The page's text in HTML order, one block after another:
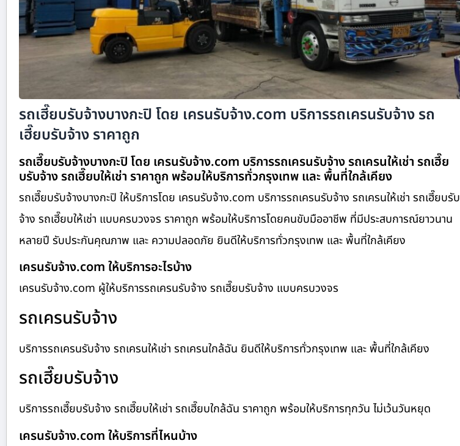
รถเฮี๊ยบรับจ้างบางกะปิ โดย เครนรับจ้าง.com บริการรถเครนรับจ้าง รถ
เฮี๊ยบรับจ้าง ราคาถูก
รถเฮี๊ยบรับจ้างบางกะปิ โดย เครนรับจ้าง.com บริการรถเครนรับจ้าง รถเครนให้เช่า รถเฮี๊ย
บรับจ้าง รถเฮี๊ยบให้เช่า ราคาถูก พร้อมให้บริการทั่วกรุงเทพ และ พื้นที่ใกล้เคียง
รถเฮี๊ยบรับจ้างบางกะปิ ให้บริการโดย เครนรับจ้าง.com บริการรถเครนรับจ้าง รถเครนให้เช่า รถเฮี๊ยบรับ
จ้าง รถเฮี๊ยบให้เช่า แบบครบวงจร ราคาถูก พร้อมให้บริการโดยคนขับมืออาชีพ ที่มีประสบการณ์ยาวนาน
หลายปี รับประกันคุณภาพ และ ความปลอดภัย ยินดีให้บริการทั่วกรุงเทพ และ พื้นที่ใกล้เคียง
เครนรับจ้าง.com ให้บริการอะไรบ้าง
เครนรับจ้าง.com ผู้ให้บริการรถเครนรับจ้าง รถเฮี๊ยบรับจ้าง แบบครบวงจร
รถเครนรับจ้าง
บริการรถเครนรับจ้าง รถเครนให้เช่า รถเครนใกล้ฉัน ยินดีให้บริการทั่วกรุงเทพ และ พื้นที่ใกล้เคียง
รถเฮี๊ยบรับจ้าง
บริการรถเฮี๊ยบรับจ้าง รถเฮี๊ยบให้เช่า รถเฮี๊ยบใกล้ฉัน ราคาถูก พร้อมให้บริการทุกวัน ไม่เว้นวันหยุด
เครนรับจ้าง.com ให้บริการที่ไหนบ้าง